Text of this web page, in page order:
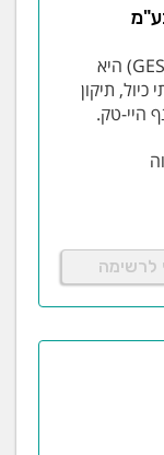
מעבדת גפן שירותי אלקטרוניקה (GES) היא
תיקון
היי-טק.
לרשימה